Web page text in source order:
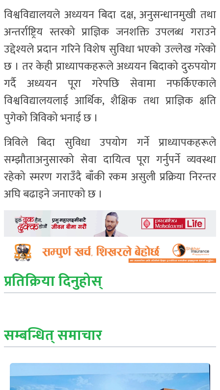
विश्वविद्यालयले अध्ययन बिदा दक्ष, अनुसन्धानमुखी तथा
अन्तर्राष्ट्रिय स्तरको प्राज्ञिक जनशक्ति उपलब्ध गराउने
उद्देश्यले प्रदान गरिने विशेष सुविधा भएको उल्लेख गरेको
छ । तर केही प्राध्यापकहरूले अध्ययन बिदाको दुरुपयोग
गर्दै अध्ययन पूरा गरेपछि सेवामा नफर्किएकाले
विश्वविद्यालयलाई आर्थिक, शैक्षिक तथा प्राज्ञिक क्षति
पुगेको त्रिविको भनाई छ ।
त्रिविले बिदा सुविधा उपयोग गर्ने प्राध्यापकहरूले
सम्झौताअनुसारको सेवा दायित्व पूरा गर्नुपर्ने व्यवस्था
रहेको स्मरण गराउँदै बाँकी रकम असुली प्रक्रिया निरन्तर
अघि बढाइने जनाएको छ ।
प्रतिक्रिया दिनुहोस्
सम्बन्धित् समाचार